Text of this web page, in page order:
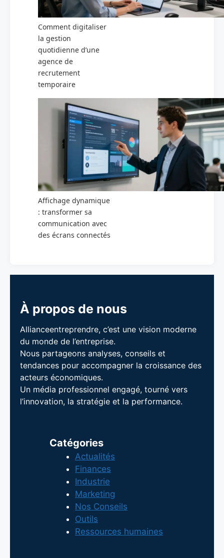
Comment digitaliser
la gestion
quotidienne d’une
agence de
recrutement
temporaire
Affichage dynamique
: transformer sa
communication avec
des écrans connectés
À propos de nous
Allianceentreprendre, c’est une vision moderne
du monde de l’entreprise.
Nous partageons analyses, conseils et
tendances pour accompagner la croissance des
acteurs économiques.
Un média professionnel engagé, tourné vers
l’innovation, la stratégie et la performance.
Catégories
Actualités
Finances
Industrie
Marketing
Nos Conseils
Outils
Ressources humaines